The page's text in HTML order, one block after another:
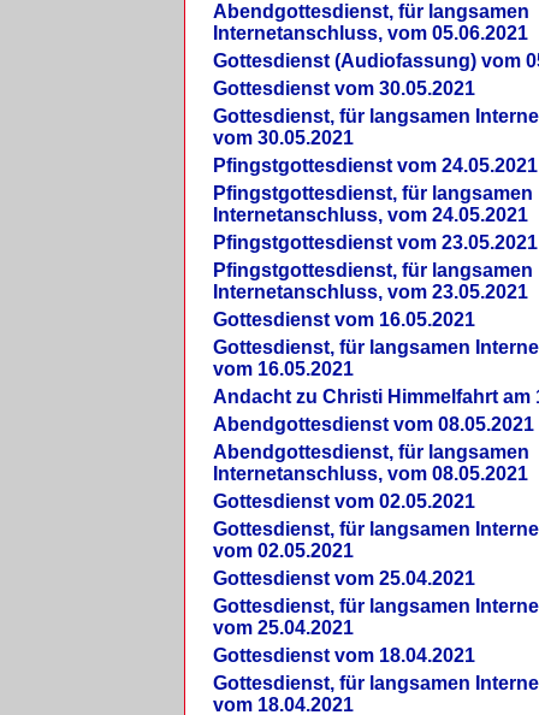
Abendgottesdienst, für langsamen
Internetanschluss, vom 05.06.2021
Gottesdienst (Audiofassung) vom
Gottesdienst vom 30.05.2021
Gottesdienst, für langsamen
vom 30.05.2021
Pfingstgottesdienst vom 24.05.2021
Pfingstgottesdienst, für langsamen
Internetanschluss, vom 24.05.2021
Pfingstgottesdienst vom 23.05.2021
Pfingstgottesdienst, für langsamen
Internetanschluss, vom 23.05.2021
Gottesdienst vom 16.05.2021
Gottesdienst, für langsamen
vom 16.05.2021
Andacht zu Christi Himmelfahrt am
Abendgottesdienst vom 08.05.2021
Abendgottesdienst, für langsamen
Internetanschluss, vom 08.05.2021
Gottesdienst vom 02.05.2021
Gottesdienst, für langsamen
vom 02.05.2021
Gottesdienst vom 25.04.2021
Gottesdienst, für langsamen
vom 25.04.2021
Gottesdienst vom 18.04.2021
Gottesdienst, für langsamen
vom 18.04.2021